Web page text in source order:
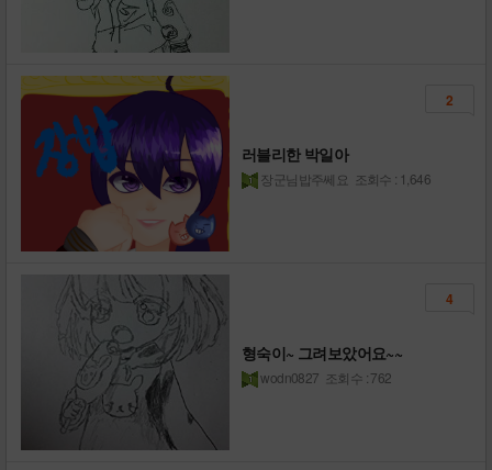
러블리한 박일아
장군님밥주쎄요 조회수 : 1,646
2
형숙이~ 그려보았어요~~
wodn0827 조회수 : 762
4